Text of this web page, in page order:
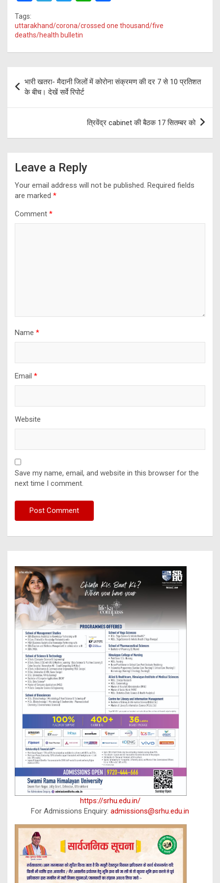
ce
b
o
k
e
gr
a
m
tt
er
at
A
p
ar
Tags:
uttarakhand/corona/crossed one thousand/five
deaths/health bulletin
navigation
भारी खतरा- मैदानी जिलों में कोरोना संक्रमण की दर 7 से 10 प्रतिशत
के बीच। देखें सर्वे रिपोर्ट
त्रिवेंद्र cabinet की बैठक 17 सितम्बर को
Leave a Reply
Your email address will not be published. Required fields
are marked *
Comment *
Name *
Email *
Website
Save my name, email, and website in this browser for the
next time I comment.
https://srhu.edu.in/
For Admissions Enquiry: admissions@srhu.edu.in